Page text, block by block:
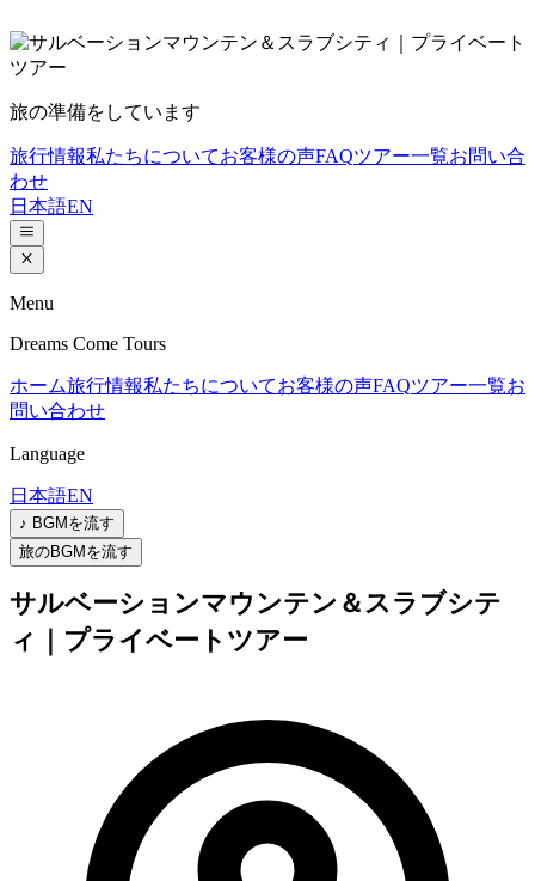
旅の準備をしています
旅行情報私たちについてお客様の声FAQツアー一覧お問い合
わせ
日本語EN
Menu
Dreams Come Tours
ホーム旅行情報私たちについてお客様の声FAQツアー一覧お
問い合わせ
Language
日本語EN
♪ BGMを流す
旅のBGMを流す
サルベーションマウンテン＆スラブシテ
ィ｜プライベートツアー